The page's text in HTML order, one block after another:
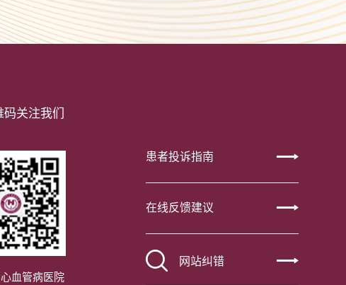
关注我们
血管病医院
患者投诉指南
在线反馈建议
网站纠错